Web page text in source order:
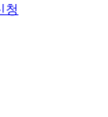
청